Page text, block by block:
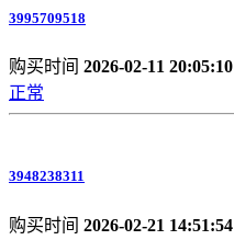
3995709518
购买时间 2026-02-11 20:05:10
正常
3948238311
购买时间 2026-02-21 14:51:54